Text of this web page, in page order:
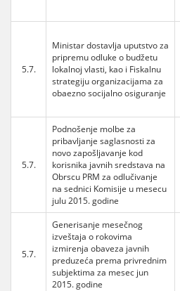
5.7.
Ministar dostavlja uputstvo za
pripremu odluke o budžetu
lokalnoj vlasti, kao i Fiskalnu
strategiju organizacijama za
obaezno socijalno osiguranje
5.7.
Podnošenje molbe za
pribavljanje saglasnosti za
novo zapošljavanje kod
korisnika javnih sredstava na
Obrscu PRM za odlučivanje
na sednici Komisije u mesecu
julu 2015. godine
5.7.
Generisanje mesečnog
izveštaja o rokovima
izmirenja obaveza javnih
preduzeća prema privrednim
subjektima za mesec jun
2015. godine